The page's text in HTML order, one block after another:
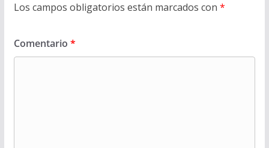
Los campos obligatorios están marcados con *
Comentario *